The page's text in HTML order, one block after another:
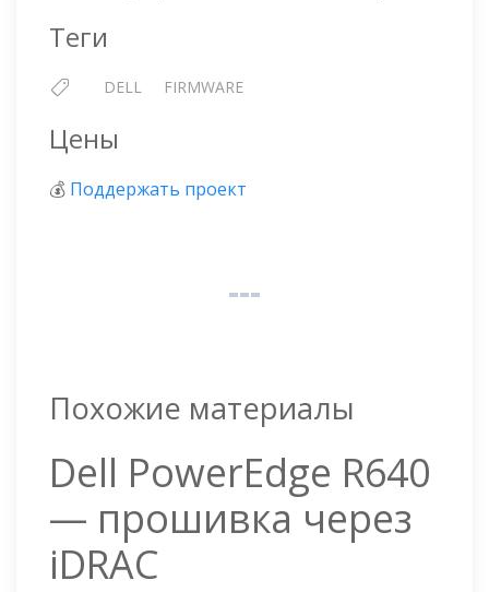
Теги
DELL FIRMWARE
Цены
💰 Поддержать проект
Похожие материалы
Dell PowerEdge R640
— прошивка через
iDRAC